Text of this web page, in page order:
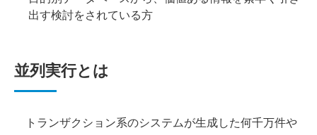
出す検討をされている方
並列実行とは
トランザクション系のシステムが生成した何千万件や